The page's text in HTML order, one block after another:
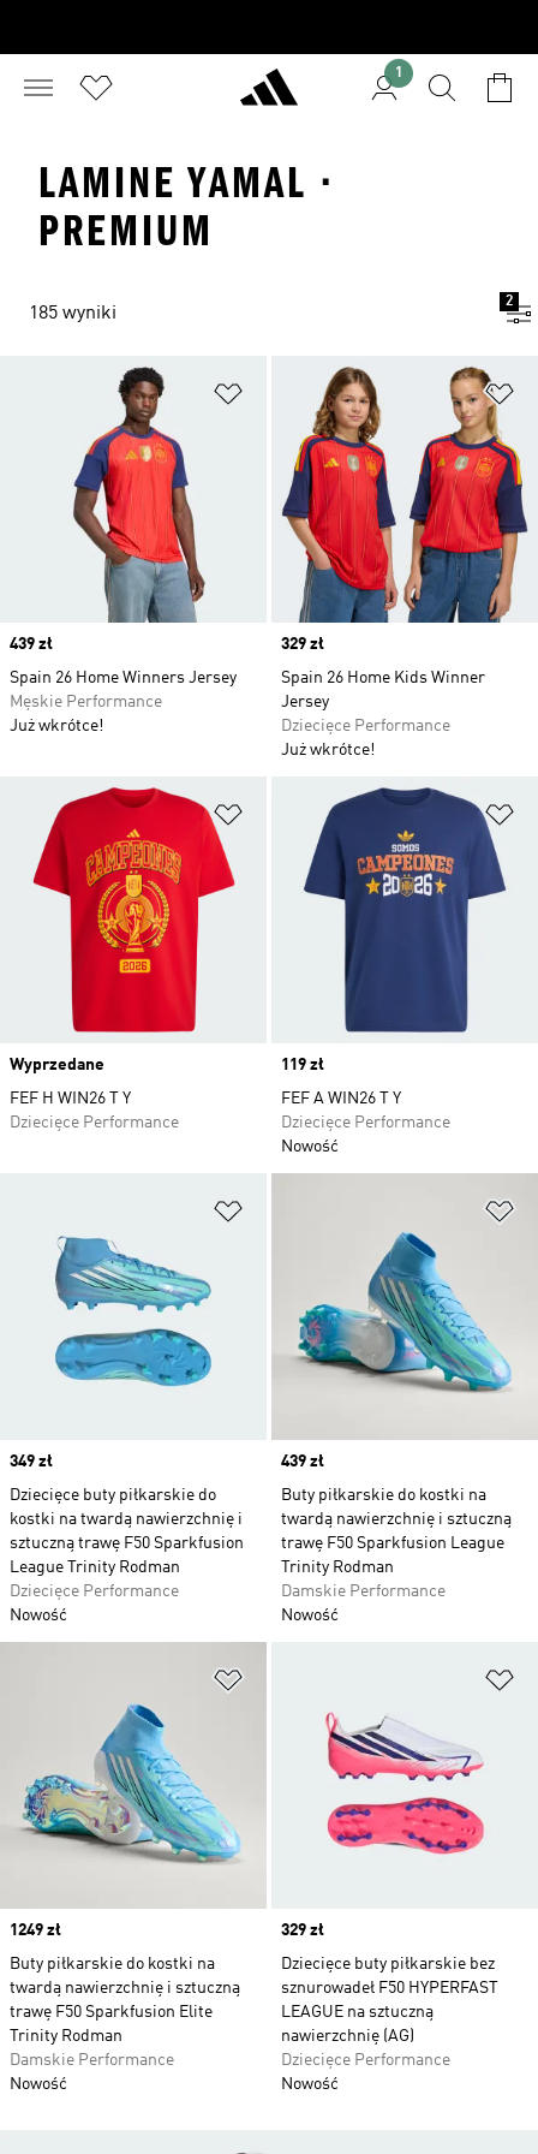
1
LAMINE YAMAL ·
PREMIUM
185 wyniki
2
Dodaj do listy życzeń
Price
439 zł
Spain 26 Home Winners Jersey
Męskie Performance
Już wkrótce!
Price
329 zł
Spain 26 Home Kids Winner
Jersey
Dziecięce Performance
Już wkrótce!
Dodaj do listy życzeń
Wyprzedane
FEF H WIN26 T Y
Dziecięce Performance
Price
119 zł
FEF A WIN26 T Y
Dziecięce Performance
Nowość
Price
349 zł
Dziecięce buty piłkarskie do
kostki na twardą nawierzchnię i
sztuczną trawę F50 Sparkfusion
League Trinity Rodman
Dziecięce Performance
Nowość
Price
439 zł
Buty piłkarskie do kostki na
twardą nawierzchnię i sztuczną
trawę F50 Sparkfusion League
Trinity Rodman
Damskie Performance
Nowość
Price
1249 zł
Buty piłkarskie do kostki na
twardą nawierzchnię i sztuczną
trawę F50 Sparkfusion Elite
Trinity Rodman
Damskie Performance
Nowość
Price
329 zł
Dziecięce buty piłkarskie bez
sznurowadeł F50 HYPERFAST
LEAGUE na sztuczną
nawierzchnię (AG)
Dziecięce Performance
Nowość